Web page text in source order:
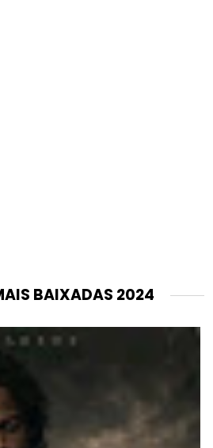
BAIXADAS 2024